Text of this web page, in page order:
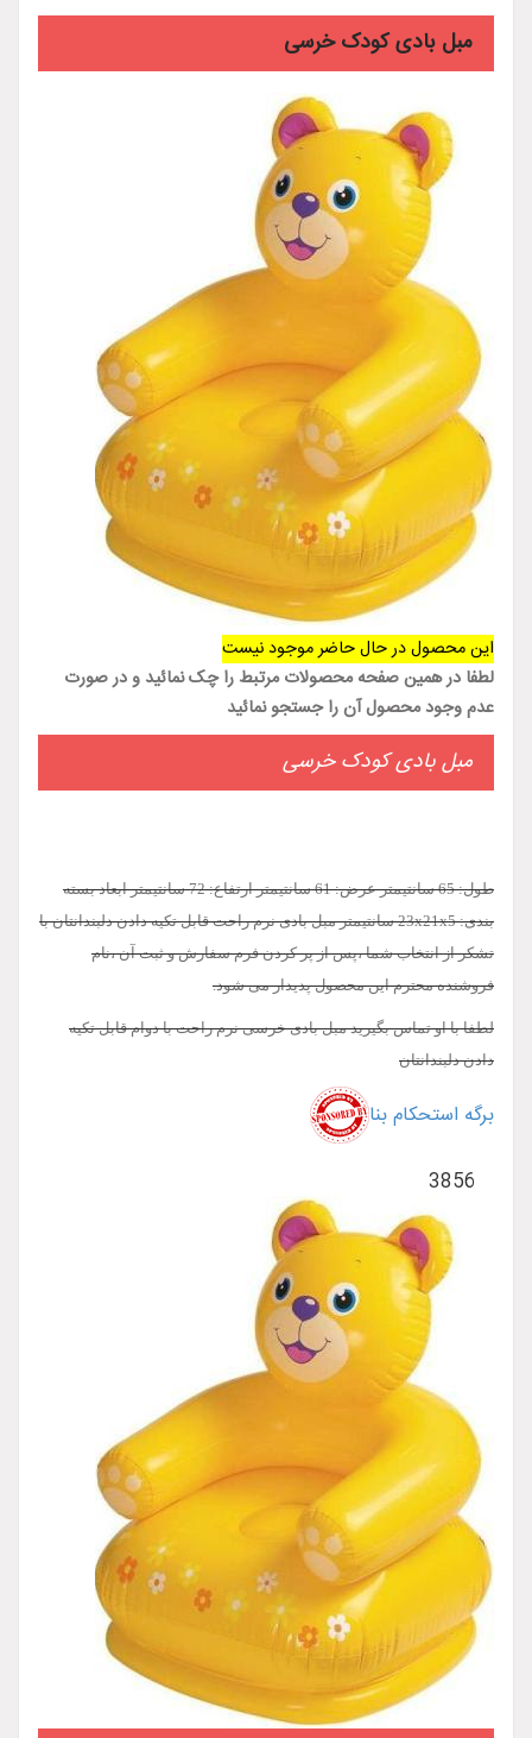
مبل بادی کودک خرسی
این محصول در حال حاضر موجود نیست
لطفا در همین صفحه محصولات مرتبط را چک نمائید و در صورت
عدم وجود محصول آن را جستجو نمائید
مبل بادی کودک خرسی
طول: 65 سانتیمتر عرض: 61 سانتیمتر ارتفاع: 72 سانتیمتر ابعاد بسته
بندی: 23x21x5 سانتیمتر مبل بادی نرم راحت قابل تکیه دادن دلبندانتان با
تشکر از انتخاب شما ،پس از پر کردن فرم سفارش و ثبت آن ،نام
فروشنده محترم این محصول پدیدار می شود.
لطفا با او تماس بگیرید مبل بادی خرسی نرم راحت با دوام قابل تکیه
دادن دلبندانتان
برگه استحکام بنا
3856